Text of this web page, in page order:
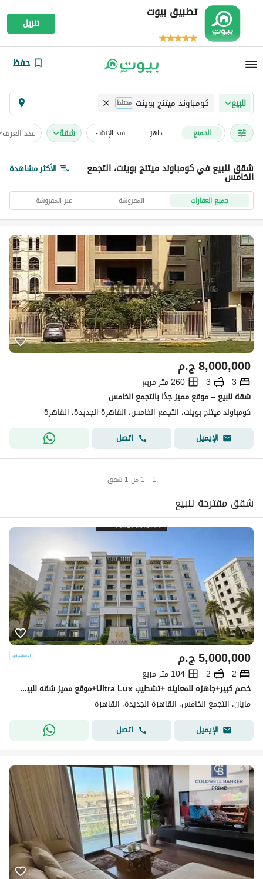
تطبيق بيوت
تنزيل
حفظ
للبيع كومباوند ميتنج بوينت مختلط
الجميع جاهز قيد الإنشاء شقة عدد الغرف
شقق للبيع في كومباوند ميتنج بوينت، التجمع
الخامس الأكثر مشاهدة
جميع العقارات المفروشة غير المفروشة
ج.م8,000,000
3
3
260 متر مربع
شقة للبيع – موقع مميز جدًا بالتجمع الخامس
كومباوند ميتنج بوينت، التجمع الخامس، القاهرة الجديدة، القاهرة
الإيميل
اتصل
1 - 1 من 1 شقق
شقق مقترحة للبيع
ج.م5,000,000
2
2
104 متر مربع
خصم كبير+جاهزه للمعاينه +تشطيب Ultra Lux+موقع مميز شقه للبيع في كمبوند مايان التجمع الخامس بين سوان ليك حسن علام و LMD دقايق من HYDE PARK & MIVIDA
مايان، التجمع الخامس، القاهرة الجديدة، القاهرة
الإيميل
اتصل